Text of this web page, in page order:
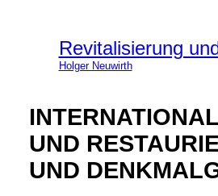
Revitalisierung
Holger Neuwirth
UND
UND